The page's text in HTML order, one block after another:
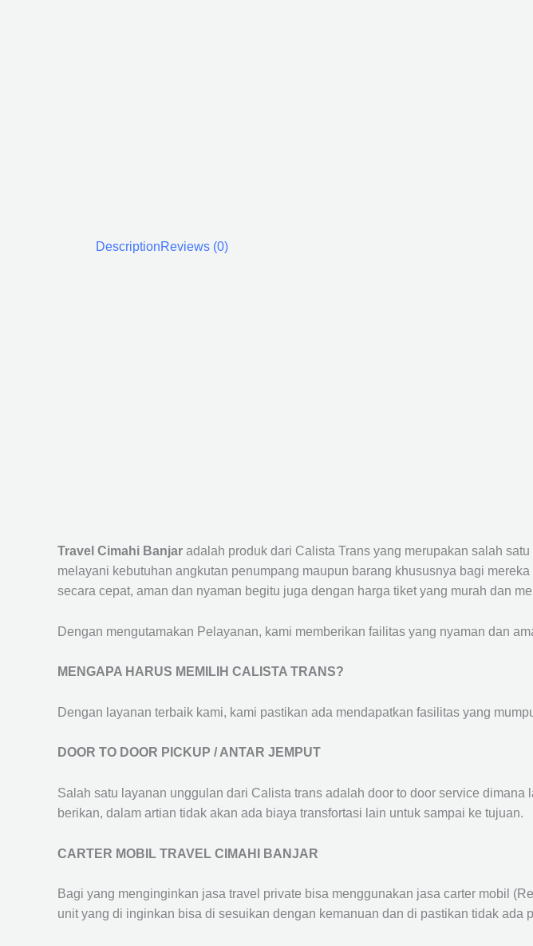
DescriptionReviews (0)
Travel Cimahi Banjar adalah produk dari Calista Trans yang merupakan salah satu
melayani kebutuhan angkutan penumpang maupun barang khususnya bagi
secara cepat, aman dan nyaman begitu juga dengan harga tiket yang murah dan
Dengan mengutamakan Pelayanan, kami memberikan failitas yang nyaman dan
MENGAPA HARUS MEMILIH CALISTA TRANS?
Dengan layanan terbaik kami, kami pastikan ada mendapatkan fasilitas yang
DOOR TO DOOR PICKUP / ANTAR JEMPUT
Salah satu layanan unggulan dari Calista trans adalah door to door service
berikan, dalam artian tidak akan ada biaya transfortasi lain untuk sampai ke tujuan.
CARTER MOBIL TRAVEL CIMAHI BANJAR
Bagi yang menginginkan jasa travel private bisa menggunakan jasa carter mobil
unit yang di inginkan bisa di sesuikan dengan kemanuan dan di pastikan tidak ada